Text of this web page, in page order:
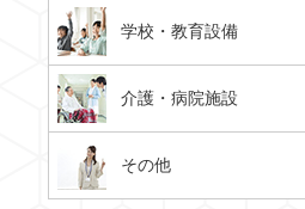
学校・教育設備
介護・病院施設
その他